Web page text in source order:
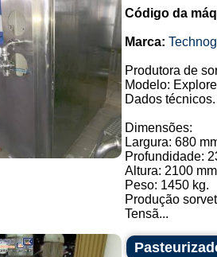
Código da
Marca:
Produtora de
Modelo:
Dados técnicos.
Dimensões:
Largura: 680
Profundidade:
Altura: 2100
Peso: 1450 kg.
Produção
Tensã...